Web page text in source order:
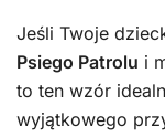
Jeśli Twoje
Psiego Patrolu i
to ten wzór
wyjątkowego